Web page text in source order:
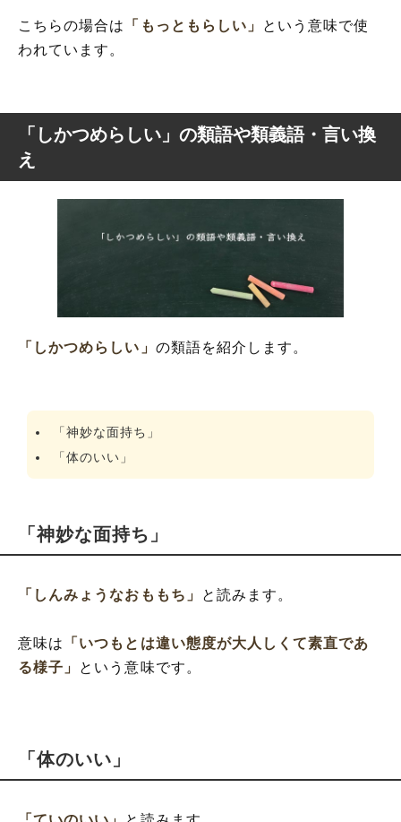
こちらの場合は 「もっともらしい」
という意味で使
われています。
「しかつめらしい」の類語や類義語・言い換
え
「しかつめらしい」 の類語を紹介します。
「神妙な面持ち」
「体のいい」
「神妙な面持ち」
「しんみょうなおももち」 と読みます。
意味は
「いつもとは違い態度が大人しくて素直であ
る様子」
という意味です。
「体のいい」